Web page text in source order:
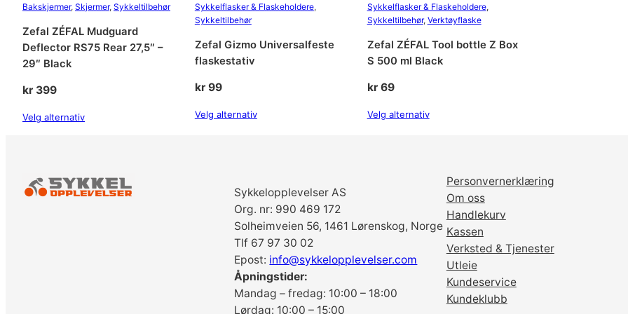
Bakskjermer, Skjermer, Sykkeltilbehør
Zefal ZÉFAL Mudguard
Deflector RS75 Rear 27,5″ –
29″ Black
kr 399
Velg alternativ
Sykkelflasker & Flaskeholdere
Sykkeltilbehør
Zefal Gizmo Universalfeste
flaskestativ
kr99
Velg alternativ
Sykkelflasker & Flaskeholdere
Sykkeltilbehør, Verktøyflaske
Zefal ZÉFAL Tool bottle Z Box
S 500 ml Black
kr69
Velg alternativ
Sykkelopplevelser AS
Org. nr: 990 469 172
Solheimveien 56, 1461 Lørenskog, Norge
Tlf 67 97 30 02
Epost: info@sykkelopplevelser.com
Åpningstider:
Mandag – fredag: 10:00 – 18:00
Lørdag: 10:00 – 15:00
Personvernerklæring
Om oss
Handlekurv
Kassen
Verksted & Tjenester
Utleie
Kundeservice
Kundeklubb